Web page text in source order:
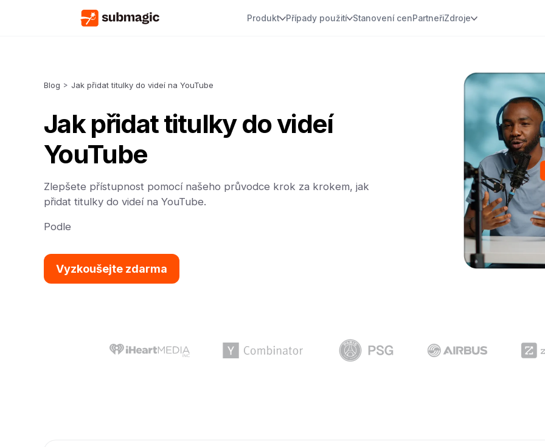
Produkt Případy použití Stanovení cenPartneřiZdroje
Blog > Jak přidat titulky do videí na YouTube
Jak přidat titulky do videí
YouTube
Zlepšete přístupnost pomocí našeho průvodce krok za krokem, jak
přidat titulky do videí na YouTube.
Podle
Vyzkoušejte zdarma